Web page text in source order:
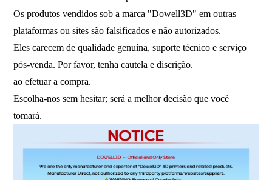
Os produtos vendidos sob a marca "Dowell3D" em outras
plataformas ou sites são falsificados e não autorizados.
Eles carecem de qualidade genuína, suporte técnico e serviço
pós-venda. Por favor, tenha cautela e discrição.
ao efetuar a compra.
Escolha-nos sem hesitar; será a melhor decisão que você
tomará.